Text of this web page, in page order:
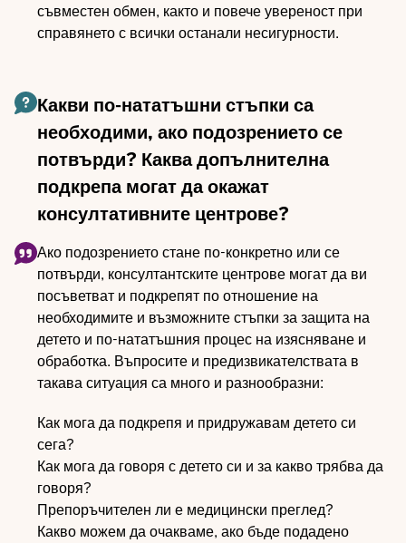
съвместен обмен, както и повече увереност при
справянето с всички останали несигурности.
Какви по-нататъшни стъпки са
необходими, ако подозрението се
потвърди? Каква допълнителна
подкрепа могат да окажат
консултативните центрове?
Ако подозрението стане по-конкретно или се
потвърди, консултантските центрове могат да ви
посъветват и подкрепят по отношение на
необходимите и възможните стъпки за защита на
детето и по-нататъшния процес на изясняване и
обработка. Въпросите и предизвикателствата в
такава ситуация са много и разнообразни:
Как мога да подкрепя и придружавам детето си
сега?
Как мога да говоря с детето си и за какво трябва да
говоря?
Препоръчителен ли е медицински преглед?
Какво можем да очакваме, ако бъде подадено